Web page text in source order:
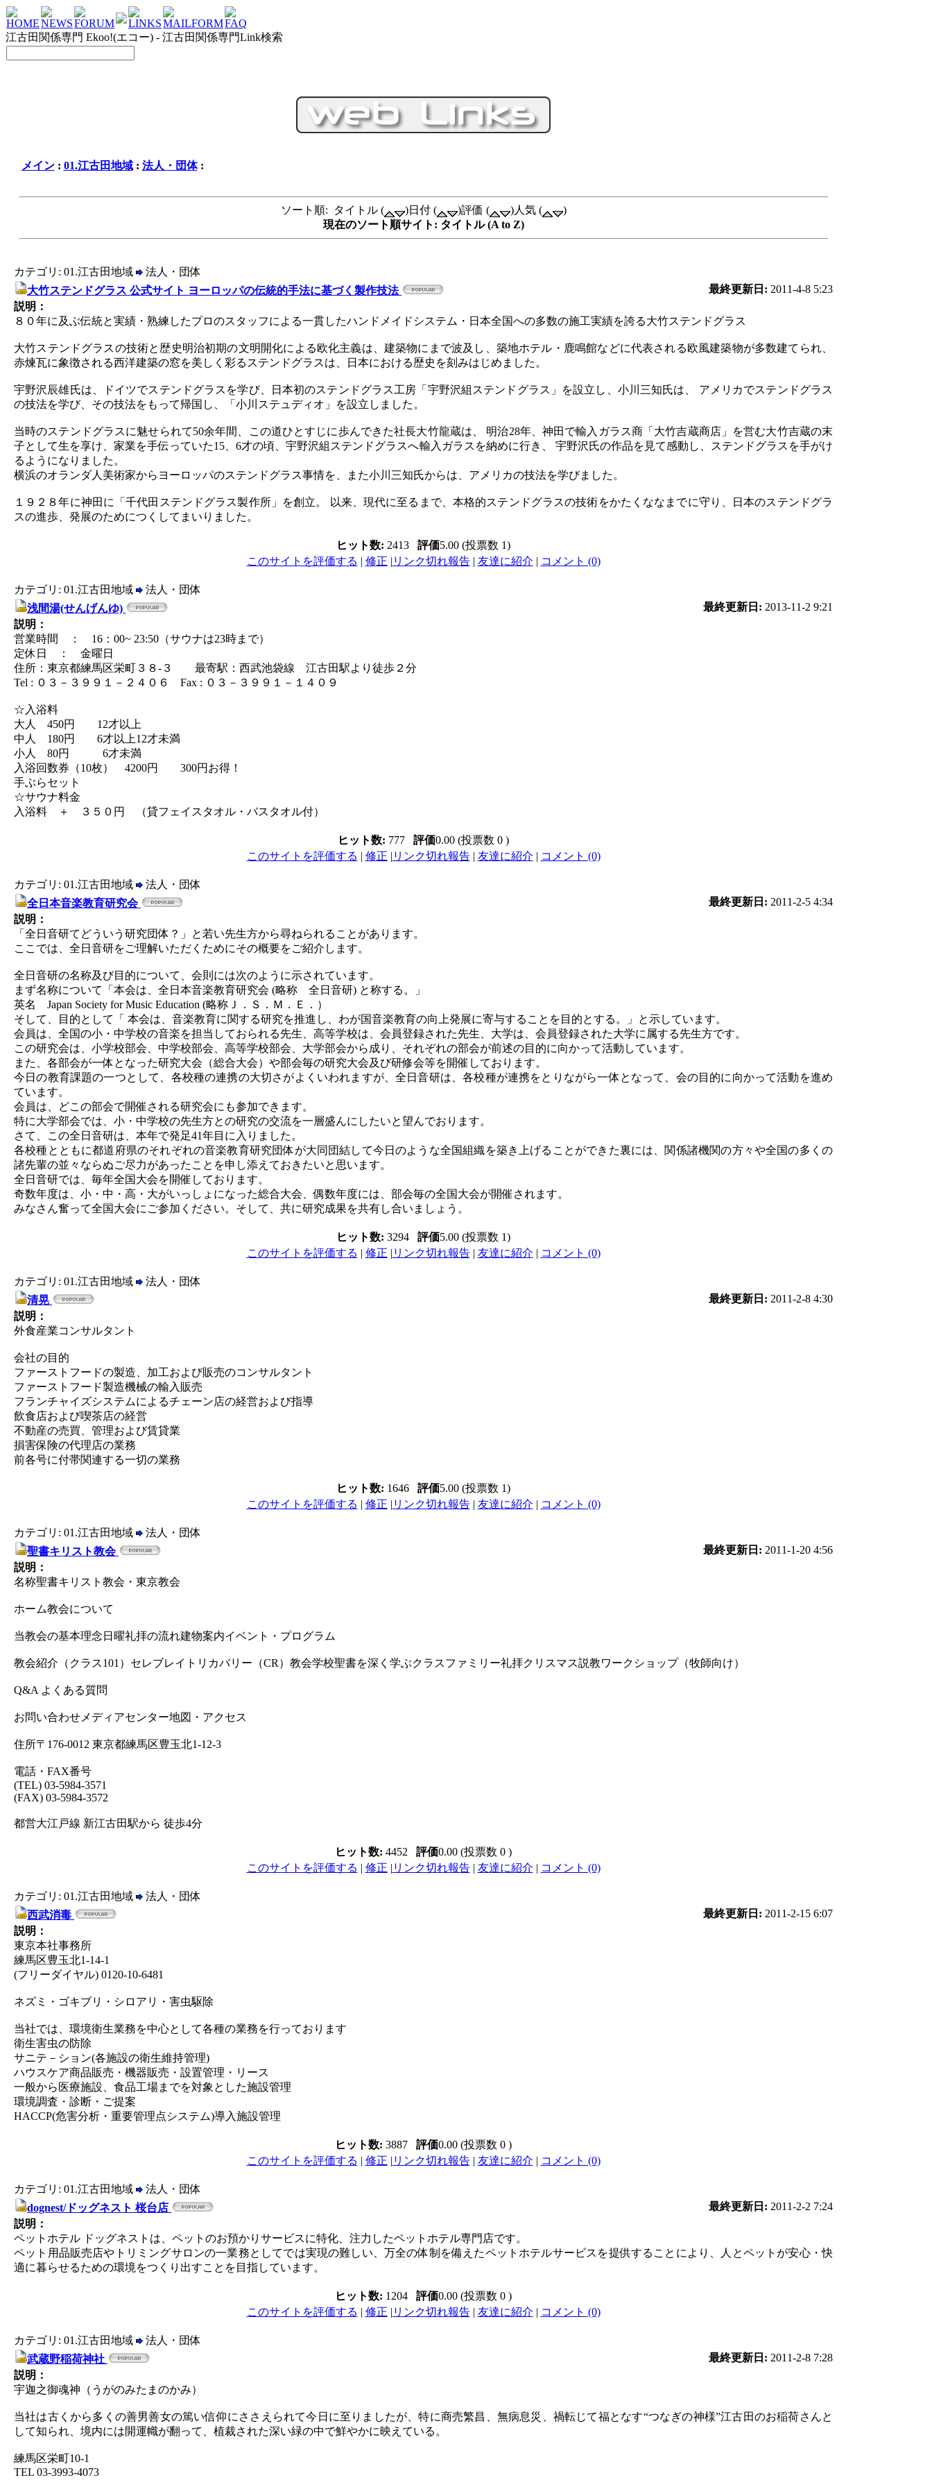
HOMENEWSFORUM LINKSMAILFORMFAQ
江古田関係専門 Ekoo!(エコー) - 江古田関係専門Link検索
メイン: 01.江古田地域: 法人・団体:
ソート順: タイトル ( )日付 ( )評価 ( )人気 (
)
現在のソート順サイト: タイトル (A to Z)
カテゴリ: 01.江古田地域
法人・団体
大竹ステンドグラス 公式サイト ヨーロッパの伝統的手法に基づく製作技法
最終更新日: 2011-4-8 5:23
説明：
８０年に及ぶ伝統と実績・熟練したプロのスタッフによる一貫したハンドメイドシステム・日本全国への多数の施工実績を誇る大竹ステンドグラス
大竹ステンドグラスの技術と歴史明治初期の文明開化による欧化主義は、建築物にまで波及し、築地ホテル・鹿鳴館などに代表される欧風建築物が多数建てられ、
赤煉瓦に象徴される西洋建築の窓を美しく彩るステンドグラスは、日本における歴史を刻みはじめました。
宇野沢辰雄氏は、ドイツでステンドグラスを学び、日本初のステンドグラス工房「宇野沢組ステンドグラス」を設立し、小川三知氏は、 アメリカでステンドグラス
の技法を学び、その技法をもって帰国し、「小川ステュディオ」を設立しました。
当時のステンドグラスに魅せられて50余年間、この道ひとすじに歩んできた社長大竹龍蔵は、 明治28年、神田で輸入ガラス商「大竹吉蔵商店」を営む大竹吉蔵の末
子として生を享け、家業を手伝っていた15、6才の頃、宇野沢組ステンドグラスへ輸入ガラスを納めに行き、 宇野沢氏の作品を見て感動し、ステンドグラスを手がけ
るようになりました。
横浜のオランダ人美術家からヨーロッパのステンドグラス事情を、また小川三知氏からは、アメリカの技法を学びました。
１９２８年に神田に「千代田ステンドグラス製作所」を創立。 以来、現代に至るまで、本格的ステンドグラスの技術をかたくななまでに守り、日本のステンドグラ
スの進歩、発展のためにつくしてまいりました。
ヒット数: 2413 評価5.00 (投票数 1)
このサイトを評価する | 修正 | リンク切れ報告| 友達に紹介 | コメント (0)
カテゴリ: 01.江古田地域
法人・団体
浅間湯(せんげんゆ)
最終更新日: 2013-11-2 9:21
説明：
営業時間 ： 16：00~ 23:50（サウナは23時まで）
定休日 ： 金曜日
住所：東京都練馬区栄町３８-３ 最寄駅：西武池袋線 江古田駅より徒歩２分
Tel : ０３－３９９１－２４０６ Fax : ０３－３９９１－１４０９
☆入浴料
大人 450円 12才以上
中人 180円 6才以上12才未満
小人 80円 6才未満
入浴回数券（10枚） 4200円 300円お得！
手ぶらセット
☆サウナ料金
入浴料 ＋ ３５０円 （貸フェイスタオル・バスタオル付）
ヒット数: 777 評価0.00 (投票数 0 )
このサイトを評価する | 修正 | リンク切れ報告| 友達に紹介 | コメント (0)
カテゴリ: 01.江古田地域
法人・団体
全日本音楽教育研究会
最終更新日: 2011-2-5 4:34
説明：
「全日音研てどういう研究団体？」と若い先生方から尋ねられることがあります。
ここでは、全日音研をご理解いただくためにその概要をご紹介します。
全日音研の名称及び目的について、会則には次のように示されています。
まず名称について「本会は、全日本音楽教育研究会 (略称 全日音研) と称する。」
英名 Japan Society for Music Education (略称Ｊ．Ｓ．Ｍ．Ｅ．）
そして、目的として「 本会は、音楽教育に関する研究を推進し、わが国音楽教育の向上発展に寄与することを目的とする。」と示しています。
会員は、全国の小・中学校の音楽を担当しておられる先生、高等学校は、会員登録された先生、大学は、会員登録された大学に属する先生方です。
この研究会は、小学校部会、中学校部会、高等学校部会、大学部会から成り、それぞれの部会が前述の目的に向かって活動しています。
また、各部会が一体となった研究大会（総合大会）や部会毎の研究大会及び研修会等を開催しております。
今日の教育課題の一つとして、各校種の連携の大切さがよくいわれますが、全日音研は、各校種が連携をとりながら一体となって、会の目的に向かって活動を進め
ています。
会員は、どこの部会で開催される研究会にも参加できます。
特に大学部会では、小・中学校の先生方との研究の交流を一層盛んにしたいと望んでおります。
さて、この全日音研は、本年で発足41年目に入りました。
各校種とともに都道府県のそれぞれの音楽教育研究団体が大同団結して今日のような全国組織を築き上げることができた裏には、関係諸機関の方々や全国の多くの
諸先輩の並々ならぬご尽力があったことを申し添えておきたいと思います。
全日音研では、毎年全国大会を開催しております。
奇数年度は、小・中・高・大がいっしょになった総合大会、偶数年度には、部会毎の全国大会が開催されます。
みなさん奮って全国大会にご参加ください。そして、共に研究成果を共有し合いましょう。
ヒット数: 3294 評価5.00 (投票数 1)
このサイトを評価する | 修正 | リンク切れ報告| 友達に紹介 | コメント (0)
カテゴリ: 01.江古田地域
法人・団体
清晃
最終更新日: 2011-2-8 4:30
説明：
外食産業コンサルタント
会社の目的
ファーストフードの製造、加工および販売のコンサルタント
ファーストフード製造機械の輸入販売
フランチャイズシステムによるチェーン店の経営および指導
飲食店および喫茶店の経営
不動産の売買、管理および賃貸業
損害保険の代理店の業務
前各号に付帯関連する一切の業務
ヒット数: 1646 評価5.00 (投票数 1)
このサイトを評価する | 修正 | リンク切れ報告| 友達に紹介 | コメント (0)
カテゴリ: 01.江古田地域
法人・団体
聖書キリスト教会
最終更新日: 2011-1-20 4:56
説明：
名称聖書キリスト教会・東京教会
ホーム教会について
当教会の基本理念日曜礼拝の流れ建物案内イベント・プログラム
教会紹介（クラス101）セレブレイトリカバリー（CR）教会学校聖書を深く学ぶクラスファミリー礼拝クリスマス説教ワークショップ（牧師向け）
Q&A よくある質問
お問い合わせメディアセンター地図・アクセス
住所〒176-0012 東京都練馬区豊玉北1-12-3
電話・FAX番号
(TEL) 03-5984-3571
(FAX) 03-5984-3572
都営大江戸線 新江古田駅から 徒歩4分
ヒット数: 4452 評価0.00 (投票数 0 )
このサイトを評価する | 修正 | リンク切れ報告| 友達に紹介 | コメント (0)
カテゴリ: 01.江古田地域
法人・団体
西武消毒
最終更新日: 2011-2-15 6:07
説明：
東京本社事務所
練馬区豊玉北1-14-1
(フリーダイヤル) 0120-10-6481
ネズミ・ゴキブリ・シロアリ・害虫駆除
当社では、環境衛生業務を中心として各種の業務を行っております
衛生害虫の防除
サニテ－ション(各施設の衛生維持管理)
ハウスケア商品販売・機器販売・設置管理・リース
一般から医療施設、食品工場までを対象とした施設管理
環境調査・診断・ご提案
HACCP(危害分析・重要管理点システム)導入施設管理
ヒット数: 3887 評価0.00 (投票数 0 )
このサイトを評価する | 修正 | リンク切れ報告| 友達に紹介 | コメント (0)
カテゴリ: 01.江古田地域
法人・団体
dognest/ドッグネスト 桜台店
最終更新日: 2011-2-2 7:24
説明：
ペットホテル ドッグネストは、ペットのお預かりサービスに特化、注力したペットホテル専門店です。
ペット用品販売店やトリミングサロンの一業務としてでは実現の難しい、万全の体制を備えたペットホテルサービスを提供することにより、人とペットが安心・快
適に暮らせるための環境をつくり出すことを目指しています。
ヒット数: 1204 評価0.00 (投票数 0 )
このサイトを評価する | 修正 | リンク切れ報告| 友達に紹介 | コメント (0)
カテゴリ: 01.江古田地域
法人・団体
武蔵野稲荷神社
最終更新日: 2011-2-8 7:28
説明：
宇迦之御魂神（うがのみたまのかみ）
当社は古くから多くの善男善女の篤い信仰にささえられて今日に至りましたが、特に商売繁昌、無病息災、禍転じて福となす“つなぎの神様”江古田のお稲荷さんと
して知られ、境内には開運幟が翻って、植裁された深い緑の中で鮮やかに映えている。
練馬区栄町10-1
TEL 03-3993-4073